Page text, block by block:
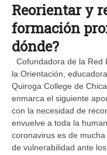
Reorientar y
formación
dónde?
Cofundadora de la Red
la Orientación,
Quiroga College de
enmarca el siguiente
con la necesidad de
envuelve a toda la
coronavirus es de
de vulnerabilidad ante